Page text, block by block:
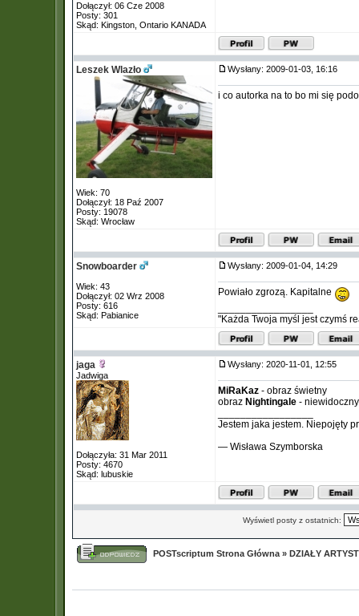
Dołączył: 06 Cze 2008
Posty: 301
Skąd: Kingston, Ontario KANADA
Leszek Wlazło
Wiek: 70
Dołączył: 18 Paź 2007
Posty: 19078
Skąd: Wrocław
Wysłany: 2009-01-03, 16:16
i co autorka na to bo mi się
Snowboarder
Wiek: 43
Dołączył: 02 Wrz 2008
Posty: 616
Skąd: Pabianice
Wysłany: 2009-01-04, 14:29
Powiało zgrozą. Kapitalne
"Każda Twoja myśl jest czymś
jaga
Jadwiga
Dołączyła: 31 Mar 2011
Posty: 4670
Skąd: lubuskie
Wysłany: 2020-11-01, 12:55
MiRaKaz - obraz świetny
obraz Nightingale - niewidoczny
Jestem jaka jestem. Niepojęty
— Wisława Szymborska
Wyświetl posty z ostatnich:
POSTscriptum Strona Główna » DZIAŁY